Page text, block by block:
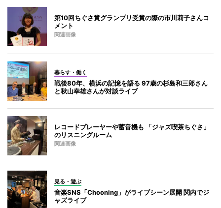
第10回ちぐさ賞グランプリ受賞の際の市川莉子さんコ
メント
関連画像
暮らす・働く
戦後80年、横浜の記憶を語る 97歳の杉島和三郎さん
と秋山幸雄さんが対談ライブ
レコードプレーヤーや蓄音機も 「ジャズ喫茶ちぐさ」
のリスニングルーム
関連画像
見る・遊ぶ
音楽SNS「Chooning」がライブシーン展開 関内でジ
ャズライブ